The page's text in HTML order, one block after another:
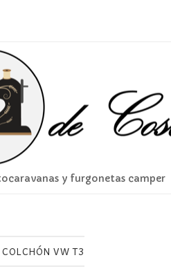
y furgonetas camper
COLCHÓN VW T3